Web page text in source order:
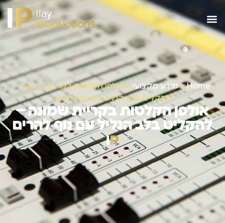
Home
»מידע מקצועי » אולפן הקלטות בקריית שמונה –
להקליט בלב הגליל עם נוף להרים
אולפן הקלטות בקריית שמונה –
להקליט בלב הגליל עם נוף להרים